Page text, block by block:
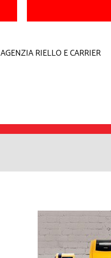
AGENZIA RIELLO E CARRIER